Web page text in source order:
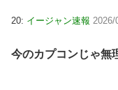
20: イージャン速報 2026/
今のカプコンじゃ無